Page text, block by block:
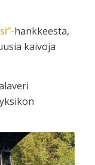
hankkeesta,
kaivoja